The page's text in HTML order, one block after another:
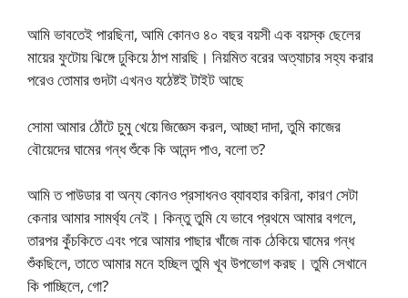
আমি ভাবতেই পারছিনা, আমি কোনও ৪০ বছর বয়সী এক বয়স্ক ছেলের
মায়ের ফুটোয় ঝিঙ্গে ঢুকিয়ে ঠাপ মারছি। নিয়মিত বরের অত্যাচার সহ্য করার
পরেও তোমার গুদটা এখনও যঠেষ্টই টাইট আছে
সোমা আমার ঠোঁটে চুমু খেয়ে জিজ্ঞেস করল, আচ্ছা দাদা, তুমি কাজের
বৌয়েদের ঘামের গন্ধ শুঁকে কি আনন্দ পাও, বলো ত?
আমি ত পাউডার বা অন্য কোনও প্রসাধনও ব্যাবহার করিনা, কারণ সেটা
কেনার আমার সামর্থ্য নেই। কিন্তু তুমি যে ভাবে প্রথমে আমার বগলে,
তারপর কুঁচকিতে এবং পরে আমার পাছার খাঁজে নাক ঠেকিয়ে ঘামের গন্ধ
শুঁকছিলে, তাতে আমার মনে হচ্ছিল তুমি খূব উপভোগ করছ। তুমি সেখানে
কি পাচ্ছিলে, গো?